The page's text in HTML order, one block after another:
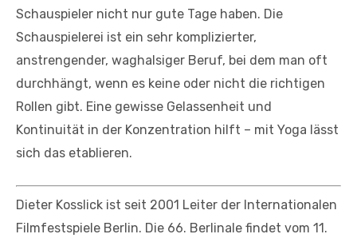
Schauspieler nicht nur gute Tage haben. Die
Schauspielerei ist ein sehr komplizierter,
anstrengender, waghalsiger Beruf, bei dem man oft
durchhängt, wenn es keine oder nicht die richtigen
Rollen gibt. Eine gewisse Gelassenheit und
Kontinuität in der Konzentration hilft – mit Yoga lässt
sich das etablieren.
Dieter Kosslick ist seit 2001 Leiter der Internationalen
Filmfestspiele Berlin. Die 66. Berlinale findet vom 11.